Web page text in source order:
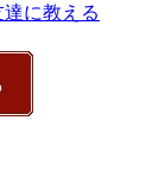
に教える